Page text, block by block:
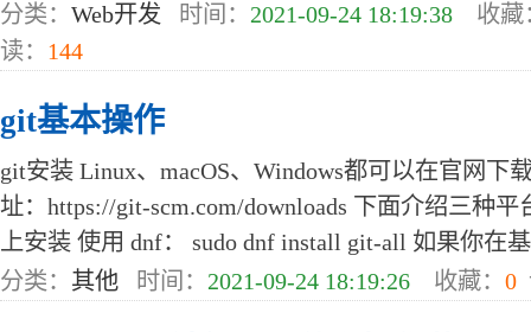
分类： Web开发 时间： 2021-09-24 18:19:38 收藏
读： 144
git基本操作
git安装 Linux、macOS、Windows都可以在官网下
址：https://git-scm.com/downloads 下面介绍三种
上安装 使用 dnf： sudo dnf install git-all 如果你在
分类： 其他 时间： 2021-09-24 18:19:26 收藏： 0